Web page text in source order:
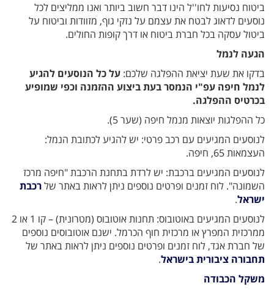
ביטוח נסיעות לחו''ל הינו דבר חשוב ביותר ואנו ממליצים לכל
נוסעים לדאוג לבטח את עצמם על נזקי גוף, מזוודות וביטוח על
ביטול עסקה בכל חברת ביטוח או דרך קופות החולים.
הגעה לנמל
בדקו את שעת יציאת ההפלגה שלכם: על כל הנוסעים להגיע
לנמל חיפה עפ"י הנמסר בעת ביצוע ההזמנה וכפי שמופיע
בכרטיס ההפלגה.
כל ההפלגות יוצאות מנמל חיפה (שער 5)
.
לנוסעים המגיעים עם רכב פרטי: יש להגיע לכתובת הנמל:
העצמאות 65, חיפה
.
לנוסעים המגיעים ברכבת: יש לרדת בתחנת הרכבת "חיפה מרכז
השמונה". לוח זמנים ופרטים נוספים ניתן לראות באתר שלרכבת
ישראל.
לנוסעים המגיעים באוטובוס: תחנות אוטובוס (מטרונית) – קו 1 או 2
ממרכזית המפרץ או מרכזית חוף הכרמל. ישנם אוטובוסים נוספים
של חברת אגד, לוח זמנים ופרטים נוספים ניתן לראות באתר של
תחבורה ציבורית בישראל.
משקל הכבודה